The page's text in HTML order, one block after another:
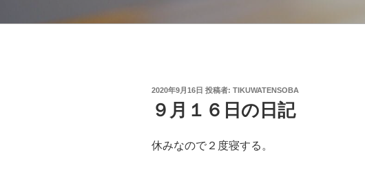
投
日:
2020年9月16日 投稿者: TIKUWATENSOBA
９月１６日の日記
休みなので２度寝する。